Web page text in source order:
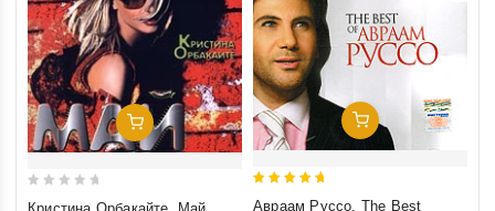
Добавить В Корзину Добавить В Корзину
Авраам Руссо. The Best